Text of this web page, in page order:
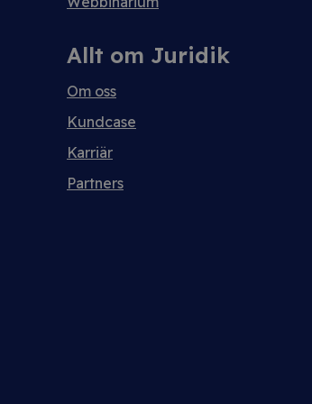
Allt om Juridik
Om oss
Kundcase
Karriär
Partners